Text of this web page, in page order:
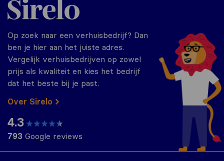
Op zoek naar een verhuisbedrijf? Dan
ben je hier aan het juiste adres.
Vergelijk verhuisbedrijven op zowel
prijs als kwaliteit en kies het bedrijf
dat het beste bij je past.
Over Sirelo
4.3
793 Google reviews